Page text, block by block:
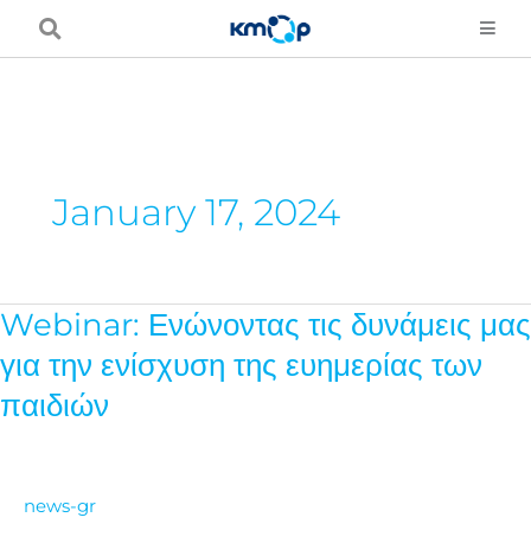
January 17, 2024
Webinar: Ενώνοντας τις δυνάμεις μας
για την ενίσχυση της ευημερίας των
παιδιών
news-gr
Webinar:
τις
δυνάμεις